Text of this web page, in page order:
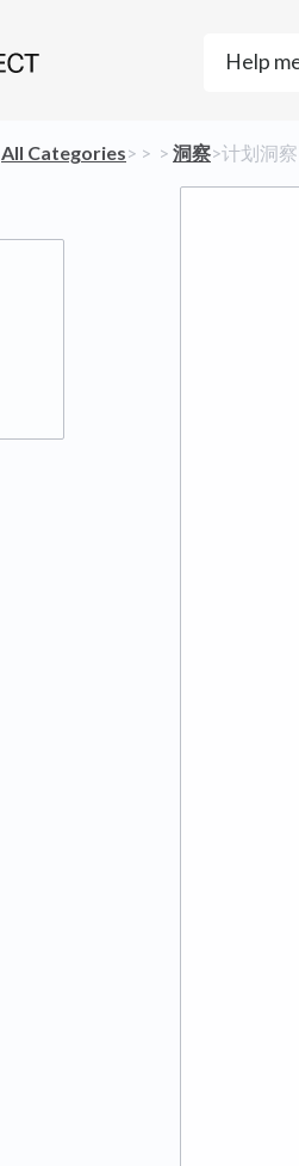
All Categories​>​ ​ > ​ ​ > ​ ​洞察​>​ 计划洞察